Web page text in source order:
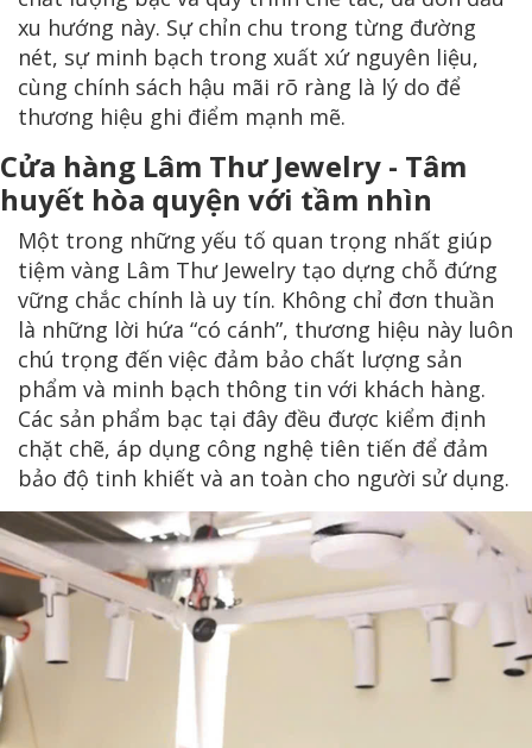
xu hướng này. Sự chỉn chu trong từng đường
nét, sự minh bạch trong xuất xứ nguyên liệu,
cùng chính sách hậu mãi rõ ràng là lý do để
thương hiệu ghi điểm mạnh mẽ.
Cửa hàng Lâm Thư Jewelry - Tâm
huyết hòa quyện với tầm nhìn
Một trong những yếu tố quan trọng nhất giúp
tiệm vàng Lâm Thư Jewelry tạo dựng chỗ đứng
vững chắc chính là uy tín. Không chỉ đơn thuần
là những lời hứa “có cánh”, thương hiệu này luôn
chú trọng đến việc đảm bảo chất lượng sản
phẩm và minh bạch thông tin với khách hàng.
Các sản phẩm bạc tại đây đều được kiểm định
chặt chẽ, áp dụng công nghệ tiên tiến để đảm
bảo độ tinh khiết và an toàn cho người sử dụng.